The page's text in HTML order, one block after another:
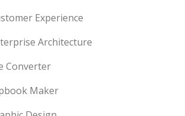
Experience
Architecture
Converter
Maker